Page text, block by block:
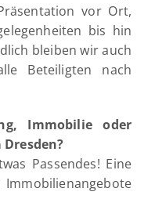
vor Ort,
bis hin
bleiben wir auch
Beteiligten nach
Immobilie oder
Passendes! Eine